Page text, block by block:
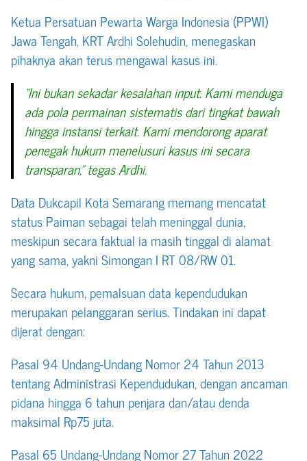
Ketua Persatuan Pewarta Warga Indonesia (PPWI)
Jawa Tengah, KRT Ardhi Solehudin, menegaskan
pihaknya akan terus mengawal kasus ini.
“Ini bukan sekadar kesalahan input. Kami menduga
ada pola permainan sistematis dari tingkat bawah
hingga instansi terkait. Kami mendorong aparat
penegak hukum menelusuri kasus ini secara
transparan,” tegas Ardhi.
Data Dukcapil Kota Semarang memang mencatat
status Paiman sebagai telah meninggal dunia,
meskipun secara faktual ia masih tinggal di alamat
yang sama, yakni Simongan I RT 08/RW 01.
Secara hukum, pemalsuan data kependudukan
merupakan pelanggaran serius. Tindakan ini dapat
dijerat dengan:
Pasal 94 Undang-Undang Nomor 24 Tahun 2013
tentang Administrasi Kependudukan, dengan ancaman
pidana hingga 6 tahun penjara dan/atau denda
maksimal Rp75 juta.
Pasal 65 Undang-Undang Nomor 27 Tahun 2022